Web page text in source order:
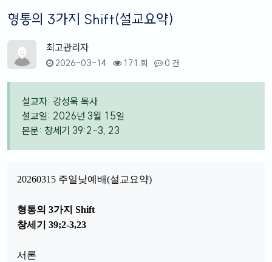
형통의 3가지 Shift(설교요약)
최고관리자
2026-03-14 171 회 0 건
설교자: 강성욱 목사
설교일: 2026년 3월 15일
본문: 창세기 39:2-3, 23
20260315 주일낮예배(설교요약)
형통의 3가지 Shift
창세기 39;2-3,23
서론